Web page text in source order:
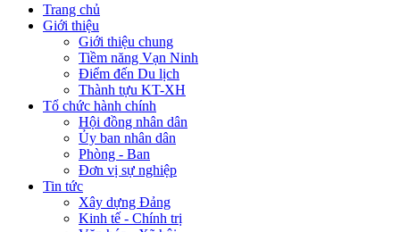
Trang chủ
Giới thiệu
Giới thiệu chung
Tiềm năng Vạn Ninh
Điểm đến Du lịch
Thành tựu KT-XH
Tổ chức hành chính
Hội đồng nhân dân
Ủy ban nhân dân
Phòng - Ban
Đơn vị sự nghiệp
Tin tức
Xây dựng Đảng
Kinh tế - Chính trị